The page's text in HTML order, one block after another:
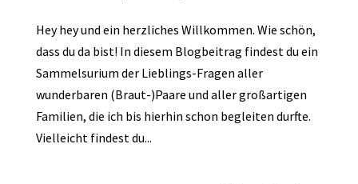
Hey hey und ein herzliches Willkommen. Wie schön,
dass du da bist! In diesem Blogbeitrag findest du ein
Sammelsurium der Lieblings-Fragen aller
wunderbaren (Braut-)Paare und aller großartigen
Familien, die ich bis hierhin schon begleiten durfte.
Vielleicht findest du...